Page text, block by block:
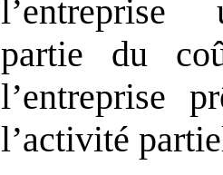
l’entreprise
partie du
l’entreprise
l’activité